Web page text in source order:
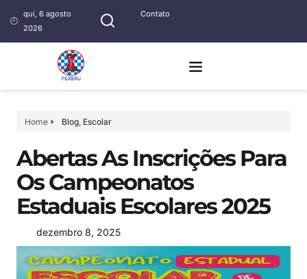
qui, 6 agosto
2026
Contato
Home Blog, Escolar
Abertas As Inscrições Para
Os Campeonatos
Estaduais Escolares 2025
dezembro 8, 2025